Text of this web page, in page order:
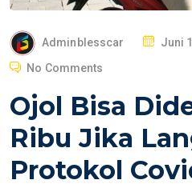
Adminblesscar
T
D
O
Juni
No Comments
Ojol Bisa
Ribu Jika
Protokol